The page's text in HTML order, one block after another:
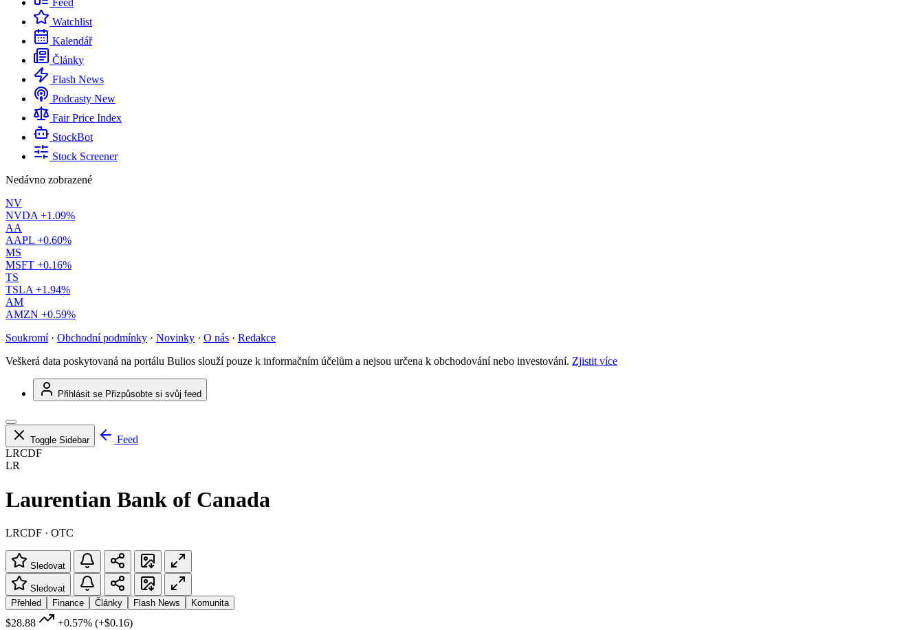
Feed
Watchlist
Kalendář
Články
Flash News
Podcasty New
Fair Price Index
StockBot
Stock Screener
Nedávno zobrazené
NV
NVDA +1.09%
AA
AAPL +0.60%
MS
MSFT +0.16%
TS
TSLA +1.94%
AM
AMZN +0.59%
Soukromí · Obchodní podmínky · Novinky · O nás · Redakce
Veškerá data poskytovaná na portálu Bulios slouží pouze k informačním účelům a nejsou určena k obchodování nebo investování. Zjistit více
Přihlásit se Přizpůsobte si svůj feed
Toggle Sidebar
Feed
LRCDF
LR
Laurentian Bank of Canada
LRCDF · OTC
Sledovat
Sledovat
Přehled
Finance Články Flash News Komunita
$28.88 +0.57% (+$0.16)